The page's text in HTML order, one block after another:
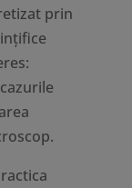
prin